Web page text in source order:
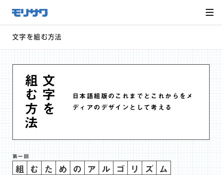
メ
ニュー
飛ばし
へ移動
文字を組む方法
文字を
組む方法
日本語組版のこれまでとこれからをメ
ディアのデザインとして考える
第一回
組 む た め の ア ル ゴ リ ズ ム